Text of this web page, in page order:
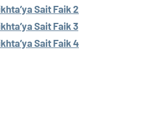
Sait Faik 2
Sait Faik 3
Sait Faik 4